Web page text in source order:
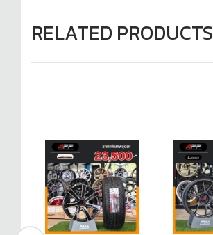
RELATED PRODUCTS